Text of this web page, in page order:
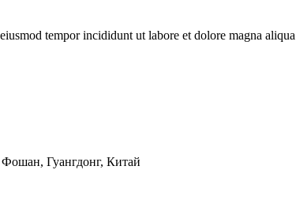
tempor incididunt ut labore et dolore magna
Фошан, Гуангдонг, Китай